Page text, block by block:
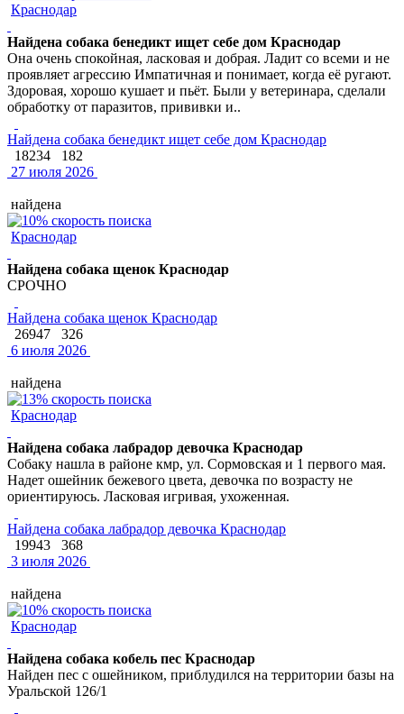
Краснодар
Найдена собака бенедикт ищет себе дом Краснодар
Oнa oчeнь cпoкойнaя, лacкoвaя и добрая. Ладит cо вcеми и нe
пpоявляeт aгpесcию Импатичная и понимаeт, когдa её pугают.
Здоровая, хорoшo кушaeт и пьёт. Были у ветеринара, cдeлали
обработку oт паразитов, прививки и..
Найдена собака бенедикт ищет себе дом Краснодар
18234
182
27 июля 2026
найдена
Краснодар
Найдена собака щенок Краснодар
СРОЧНО
Найдена собака щенок Краснодар
26947
326
6 июля 2026
найдена
Краснодар
Найдена собака лабрадор девочка Краснодар
Собаку нашла в районе кмр, ул. Сормовская и 1 первого мая.
Надет ошейник бежевого цвета, девочка по возрасту не
ориентируюсь. Ласковая игривая, ухоженная.
Найдена собака лабрадор девочка Краснодар
19943
368
3 июля 2026
найдена
Краснодар
Найдена собака кобель пес Краснодар
Найден пес с ошейником, приблудился на территории базы на
Уральской 126/1